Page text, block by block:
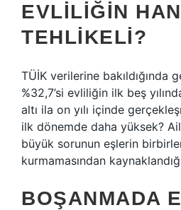
EVLILIĞIN
TEHLIKELI?
TÜİK verilerine bakıldığında
%32,7’si evliliğin ilk beş
altı ila on yılı içinde
ilk dönemde daha yüksek?
büyük sorunun eşlerin
kurmamasından
BOŞANMADA